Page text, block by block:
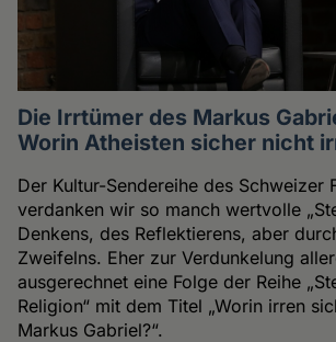
Die Irrtümer des Markus
Worin Atheisten sicher nicht
Der Kultur-Sendereihe des Schweizer
verdanken wir so manch wertvolle
Denkens, des Reflektierens, aber
Zweifelns. Eher zur Verdunkelung
ausgerechnet eine Folge der Reihe
Religion“ mit dem Titel „Worin irren
Markus Gabriel?“.